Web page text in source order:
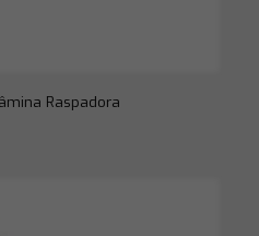
Raspadora